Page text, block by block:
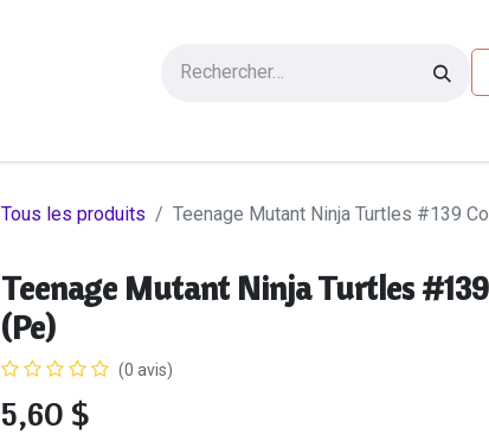
Tous les produits Teenage Mutant Ninja Turtles #139
Teenage Mutant Ninja Turtles
(Pe)
(0 avis)
5,60 $